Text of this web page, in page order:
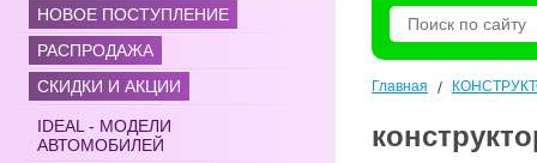
НОВОЕ ПОСТУПЛЕНИЕ
РАСПРОДАЖА
СКИДКИ И АКЦИИ
IDEAL - МОДЕЛИ
АВТОМОБИЛЕЙ
Главная /